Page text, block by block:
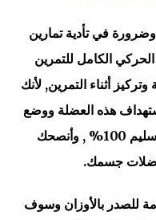
في تأدية تمارين
الكامل للتمرين
أثناء التمرين, لأنك
هذه العضلة ووضع
الحمل عليها وبذلك يكون تمرينك سليم 100% , وأنصحك
جسمك.
للصدر بالأوزان وسوف